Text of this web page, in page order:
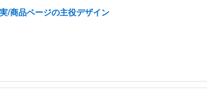
/商品ページの主役デザイン